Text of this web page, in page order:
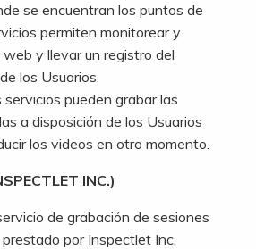
se encuentran los puntos de
permiten monitorear y
y llevar un registro del
los Usuarios.
pueden grabar las
a disposición de los Usuarios
los videos en otro momento.
INC.)
de grabación de sesiones
por Inspectlet Inc.